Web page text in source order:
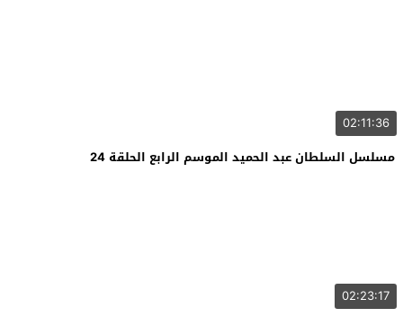
02:11:36
مسلسل السلطان عبد الحميد الموسم الرابع الحلقة 24
02:23:17